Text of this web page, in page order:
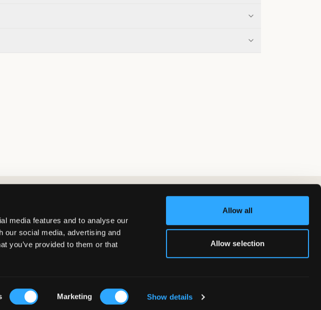
media features and to analyse our
our social media, advertising and
you’ve provided to them or that
Marketing Show details
Allow all
Allow selection
Store AB